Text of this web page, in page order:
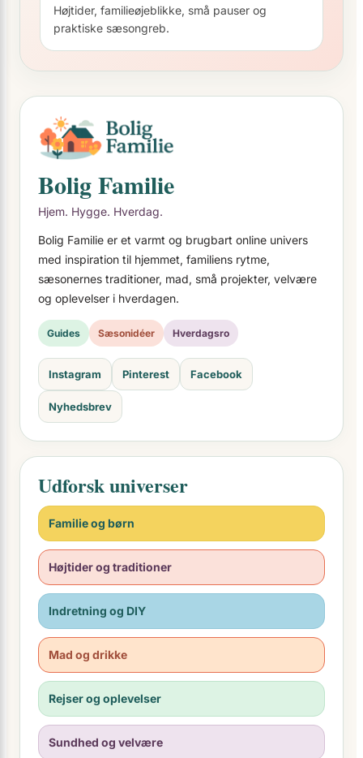
Højtider, familieøjeblikke, små pauser og
praktiske sæsongreb.
Bolig Familie
Hjem. Hygge. Hverdag.
Bolig Familie er et varmt og brugbart online univers
med inspiration til hjemmet, familiens rytme,
sæsonernes traditioner, mad, små projekter, velvære
og oplevelser i hverdagen.
Guides Sæsonidéer Hverdagsro
Instagram Pinterest Facebook
Nyhedsbrev
Udforsk universer
Familie og børn
Højtider og traditioner
Indretning og DIY
Mad og drikke
Rejser og oplevelser
Sundhed og velvære